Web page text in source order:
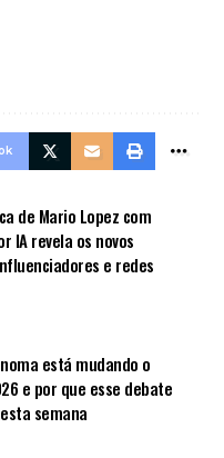
de Mario Lopez com
IA revela os novos
e redes
está mudando o
e por que esse debate
semana